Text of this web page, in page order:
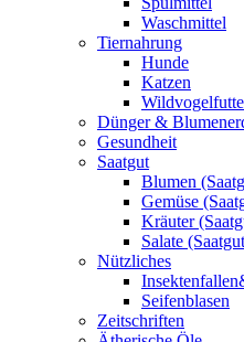
Waschmittel
Tiernahrung
Hunde
Katzen
Dünger &
Gesundheit
Saatgut
Blumen
Gemüse
Kräuter
Salate
Nützliches
Seifenblasen
Zeitschriften